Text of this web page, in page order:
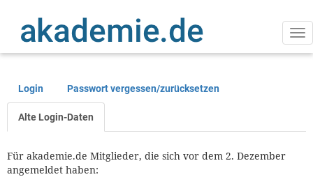
Inhalt
Primäre
Reiter
Login Passwort vergessen/zurücksetzen
Alte Login-Daten
Für akademie.de Mitglieder, die sich vor dem 2. Dezember
angemeldet haben: